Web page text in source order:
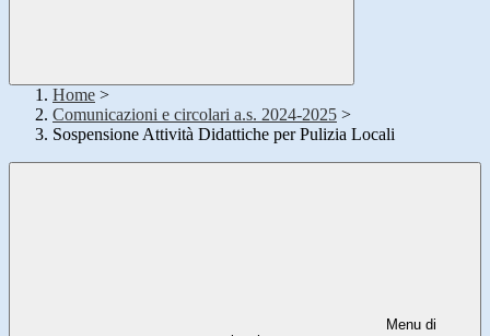
Home >
Comunicazioni e circolari a.s. 2024-2025 >
Sospensione Attività Didattiche per Pulizia Locali
Menu di